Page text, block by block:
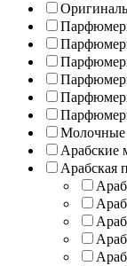
Молочные
Арабские
Арабская